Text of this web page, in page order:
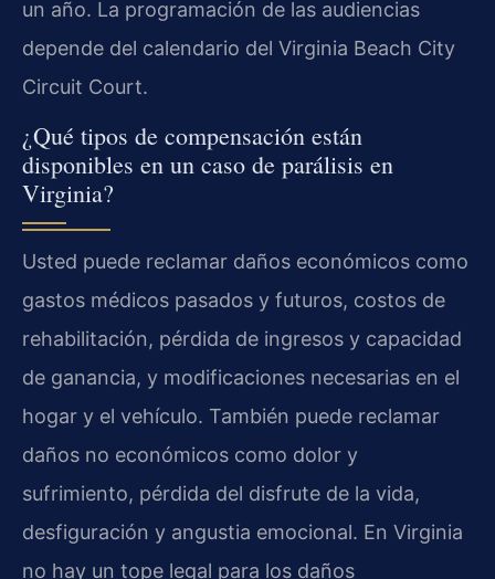
un año. La programación de las audiencias
depende del calendario del Virginia Beach City
Circuit Court.
¿Qué tipos de compensación están
disponibles en un caso de parálisis en
Virginia?
Usted puede reclamar daños económicos como
gastos médicos pasados y futuros, costos de
rehabilitación, pérdida de ingresos y capacidad
de ganancia, y modificaciones necesarias en el
hogar y el vehículo. También puede reclamar
daños no económicos como dolor y
sufrimiento, pérdida del disfrute de la vida,
desfiguración y angustia emocional. En Virginia
no hay un tope legal para los daños